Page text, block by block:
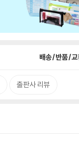
배송/반품/
출판사 리뷰